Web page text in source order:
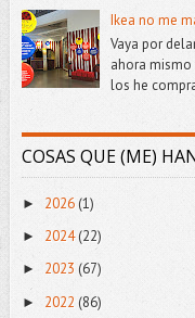
Ikea no me
Vaya por
ahora
los he
COSAS QUE (ME)
► 2026 (1)
► 2024(22)
► 2023 (67)
► 2022 (86)